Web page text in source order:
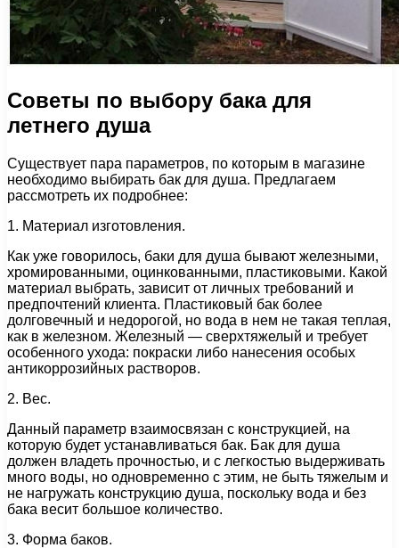
Советы по выбору бака для
летнего душа
Существует пара параметров, по которым в магазине
необходимо выбирать бак для душа. Предлагаем
рассмотреть их подробнее:
1. Материал изготовления.
Как уже говорилось, баки для душа бывают железными,
хромированными, оцинкованными, пластиковыми. Какой
материал выбрать, зависит от личных требований и
предпочтений клиента. Пластиковый бак более
долговечный и недорогой, но вода в нем не такая теплая,
как в железном. Железный — сверхтяжелый и требует
особенного ухода: покраски либо нанесения особых
антикоррозийных растворов.
2. Вес.
Данный параметр взаимосвязан с конструкцией, на
которую будет устанавливаться бак. Бак для душа
должен владеть прочностью, и с легкостью выдерживать
много воды, но одновременно с этим, не быть тяжелым и
не нагружать конструкцию душа, поскольку вода и без
бака весит большое количество.
3. Форма баков.